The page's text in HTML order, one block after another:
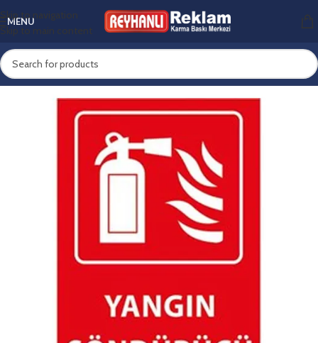
Skip to navigation
Skip to main content
MENU